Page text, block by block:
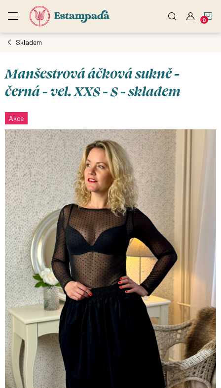
Skladem
Manšestrová áčková sukně -
černá - vel. XXS - S - skladem
Akce